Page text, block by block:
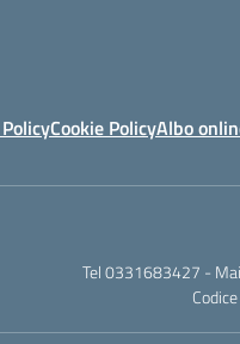
Cookie PolicyAlbo
Tel 0331683427 -